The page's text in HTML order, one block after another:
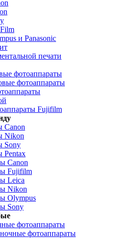
и Panasonic
печати
фотоаппараты
фотоаппараты
Fujifilm
Canon
Nikon
Sony
Pentax
Canon
Fujifilm
Leica
Nikon
Olympus
Sony
фотоаппараты
фотоаппараты